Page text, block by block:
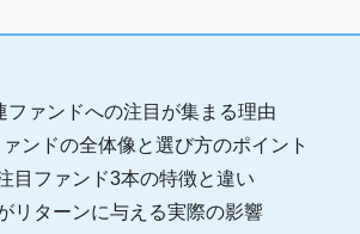
ァンドへの注目が集まる理由
ンドの全体像と選び方のポイント
目ファンド3本の特徴と違い
リターンに与える実際の影響